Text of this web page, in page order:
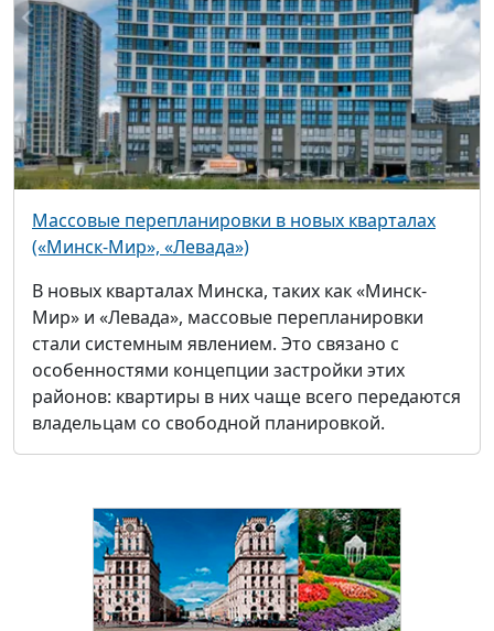
Массовые перепланировки в новых кварталах
(«Минск-Мир», «Левада»)
В новых кварталах Минска, таких как «Минск-
Мир» и «Левада», массовые перепланировки
стали системным явлением. Это связано с
особенностями концепции застройки этих
районов: квартиры в них чаще всего передаются
владельцам со свободной планировкой.